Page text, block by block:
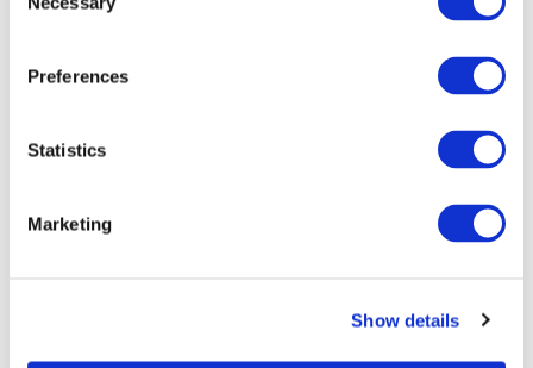
Selection
Preferences
Statistics
Marketing
Show details
Kopp med fat - Kopp med fat -